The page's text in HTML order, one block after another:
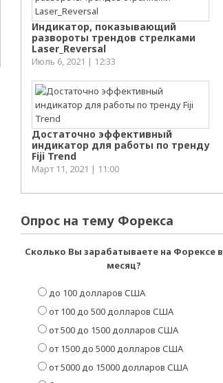
Индикатор, показывающий
развороты трендов стрелками
Laser_Reversal
Июль 6, 2021 | 12:33
Достаточно эффективный
индикатор для работы по тренду
Fiji Trend
Март 11, 2021 | 11:00
Опрос на тему Форекса
Сколько Вы зарабатываете на Форексе в
месяц?
до 100 долларов США
от 100 до 500 долларов США
от 500 до 1500 долларов США
от 1500 до 5000 долларов США
от 5000 до 15000 долларов США